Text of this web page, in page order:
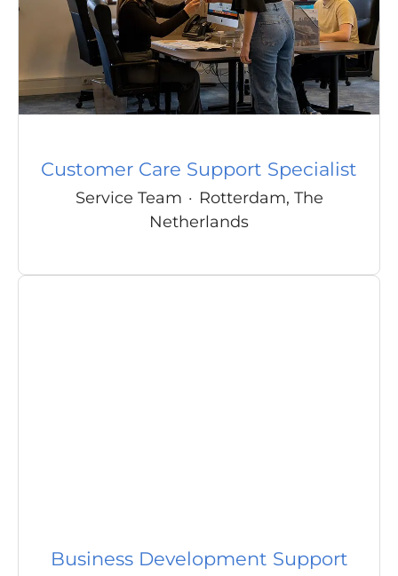
Customer Care Support Specialist
Service Team · Rotterdam, The
Netherlands
Business Development Support